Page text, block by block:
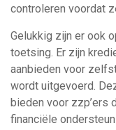
controleren voordat
Gelukkig zijn er ook
toetsing. Er zijn
aanbieden voor
wordt uitgevoerd.
bieden voor zzp’ers
financiële